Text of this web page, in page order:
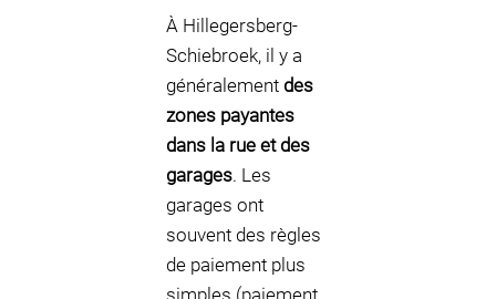
À Hillegersberg-
Schiebroek, il y a
généralement des
zones payantes
dans la rue et des
garages. Les
garages ont
souvent des règles
de paiement plus